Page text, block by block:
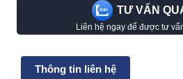
TƯ VẤN
Liên hệ ngay để được tư
Thông tin liên hệ